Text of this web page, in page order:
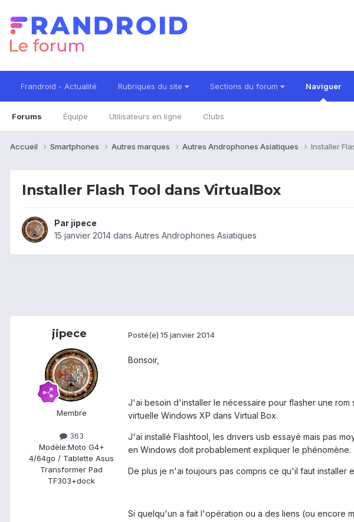
Frandroid - Actualité Rubriques du site Sections du forum Naviguer
Forums Équipe Utilisateurs en ligne Clubs
Accueil Smartphones Autres marques Autres Androphones Asiatiques Installer
Installer Flash Tool dans VirtualBox
Par jipece
15 janvier 2014 dans Autres Androphones Asiatiques
jipece
Membre
363
Modèle:Moto G4+
4/64go / Tablette Asus
Transformer Pad
TF303+dock
Posté(e) 15 janvier 2014
Bonsoir,
J'ai besoin d'installer le nécessaire pour flasher une
virtuelle Windows XP dans Virtual Box.
J'ai installé Flashtool, les drivers usb essayé mais pas
en Windows doit probablement expliquer le phénomène.
De plus je n'ai toujours pas compris ce qu'il faut installer
Si quelqu'un a fait l'opération ou a des liens (ou encore